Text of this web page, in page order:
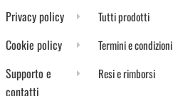
Privacy policy
Cookie policy
Supporto e
contatti
Tutti prodotti
Termini e condizioni
Resi e rimborsi